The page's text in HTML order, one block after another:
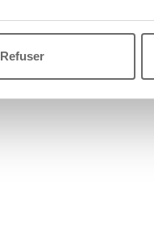
Refuser